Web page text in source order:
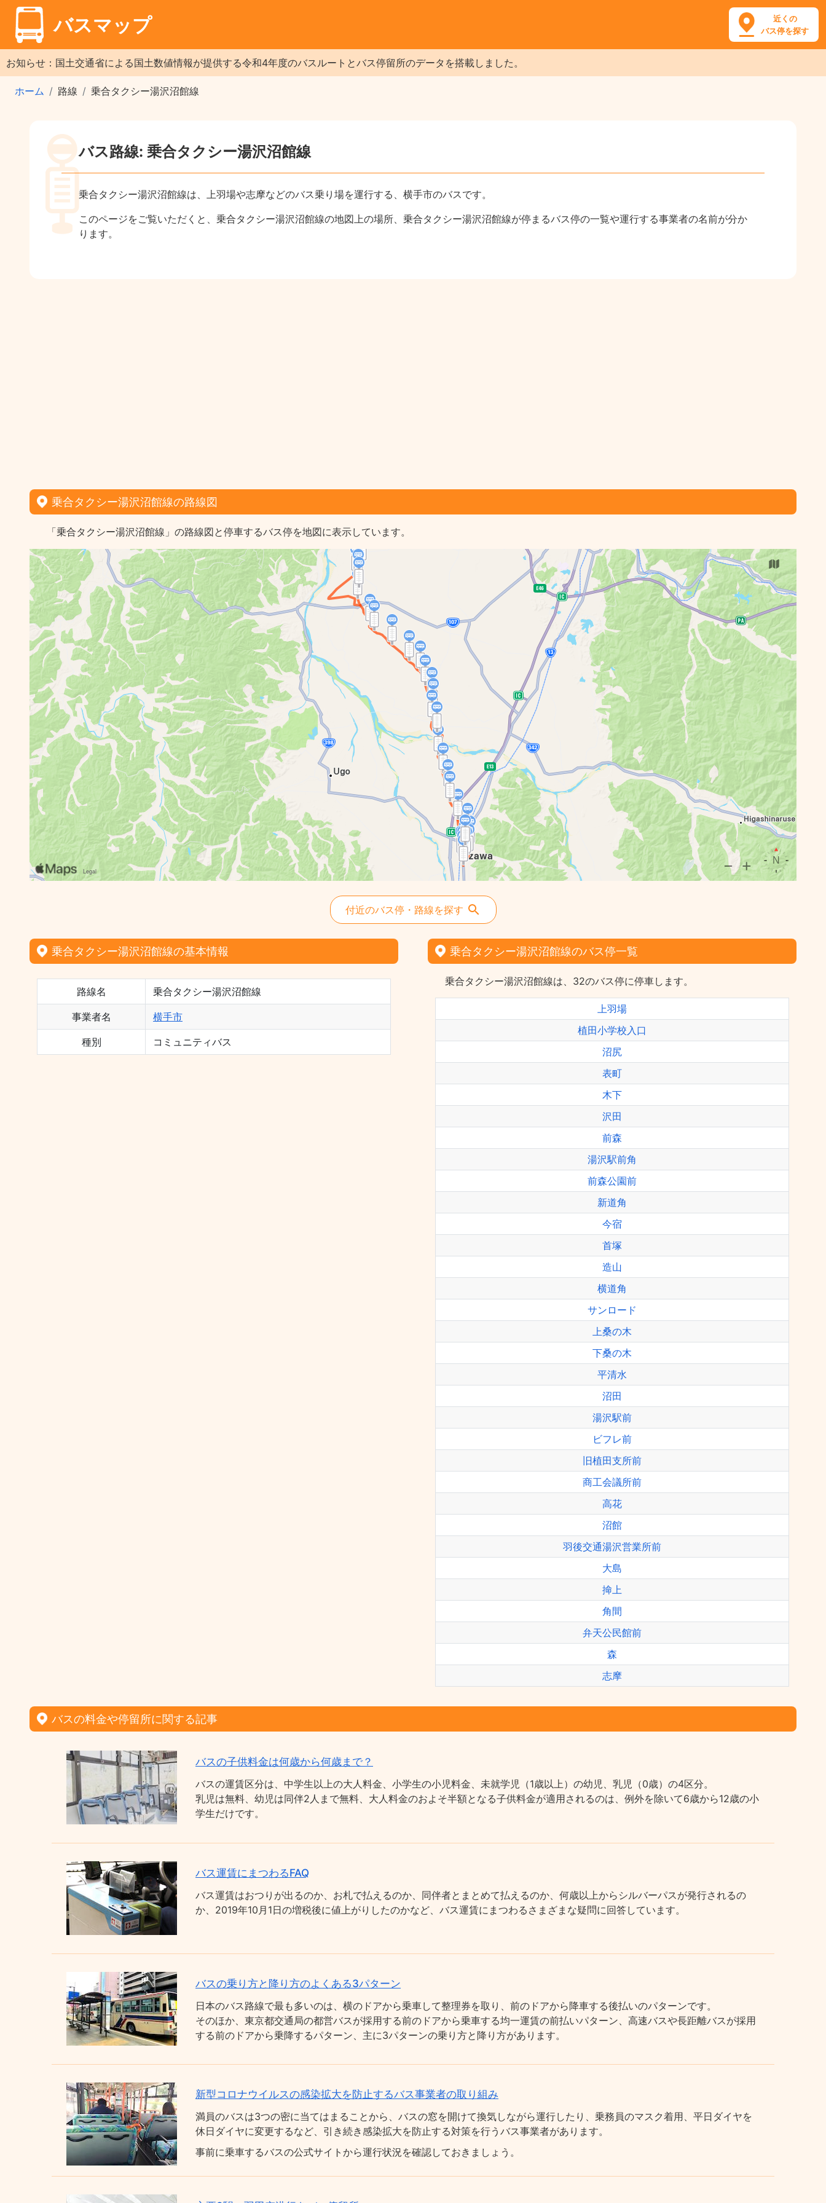
バスマップ
近くの
バス停を探す
お知らせ：国土交通省による国土数値情報が提供する令和4年度のバスルートとバス停留所のデータを搭載しました。
ホーム 路線 乗合タクシー湯沢沼館線
バス路線: 乗合タクシー湯沢沼館線
乗合タクシー湯沢沼館線は、上羽場や志摩などのバス乗り場を運行する、横手市のバスです。
このページをご覧いただくと、乗合タクシー湯沢沼館線の地図上の場所、乗合タクシー湯沢沼館線が停まるバス停の一覧や運行する事業者の名前が分か
ります。
乗合タクシー湯沢沼館線の路線図
「乗合タクシー湯沢沼館線」の路線図と停車するバス停を地図に表示しています。
付近のバス停・路線を探す
乗合タクシー湯沢沼館線の基本情報
路線名 乗合タクシー湯沢沼館線
事業者名 横手市
種別 コミュニティバス
乗合タクシー湯沢沼館線のバス停一覧
乗合タクシー湯沢沼館線は、32のバス停に停車します。
上羽場
植田小学校入口
沼尻
表町
木下
沢田
前森
湯沢駅前角
前森公園前
新道角
今宿
首塚
造山
横道角
サンロード
上桑の木
下桑の木
平清水
沼田
湯沢駅前
ビフレ前
旧植田支所前
商工会議所前
高花
沼館
羽後交通湯沢営業所前
大島
掵上
角間
弁天公民館前
森
志摩
バスの料金や停留所に関する記事
バスの子供料金は何歳から何歳まで？
バスの運賃区分は、中学生以上の大人料金、小学生の小児料金、未就学児（1歳以上）の幼児、乳児（0歳）の4区分。
乳児は無料、幼児は同伴2人まで無料、大人料金のおよそ半額となる子供料金が適用されるのは、例外を除いて6歳から12歳の小
学生だけです。
バス運賃にまつわるFAQ
バス運賃はおつりが出るのか、お札で払えるのか、同伴者とまとめて払えるのか、何歳以上からシルバーパスが発行されるの
か、2019年10月1日の増税後に値上がりしたのかなど、バス運賃にまつわるさまざまな疑問に回答しています。
バスの乗り方と降り方のよくある3パターン
日本のバス路線で最も多いのは、横のドアから乗車して整理券を取り、前のドアから降車する後払いのパターンです。
そのほか、東京都交通局の都営バスが採用する前のドアから乗車する均一運賃の前払いパターン、高速バスや長距離バスが採用
する前のドアから乗降するパターン、主に3パターンの乗り方と降り方があります。
新型コロナウイルスの感染拡大を防止するバス事業者の取り組み
満員のバスは3つの密に当てはまることから、バスの窓を開けて換気しながら運行したり、乗務員のマスク着用、平日ダイヤを
休日ダイヤに変更するなど、引き続き感染拡大を防止する対策を行うバス事業者があります。
事前に乗車するバスの公式サイトから運行状況を確認しておきましょう。